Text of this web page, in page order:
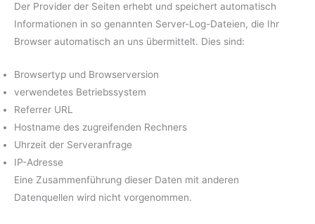
Der Provider der Seiten erhebt und speichert automatisch
Informationen in so genannten Server-Log-Dateien, die Ihr
Browser automatisch an uns übermittelt. Dies sind:
Browsertyp und Browserversion
verwendetes Betriebssystem
Referrer URL
Hostname des zugreifenden Rechners
Uhrzeit der Serveranfrage
IP-Adresse
Eine Zusammenführung dieser Daten mit anderen
Datenquellen wird nicht vorgenommen.